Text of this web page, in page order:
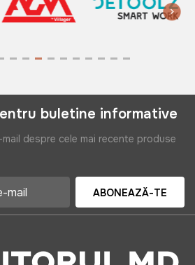
buletine informative
despre cele mai recente produse
ABONEAZĂ-TE